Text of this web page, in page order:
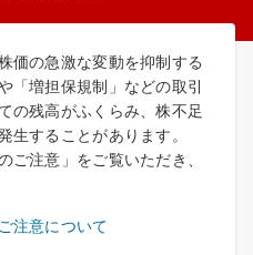
価の急激な変動を抑制する
「増担保規制」などの取引
の残高がふくらみ、株不足
生することがあります。
ご注意」をご覧いただき、
注意について